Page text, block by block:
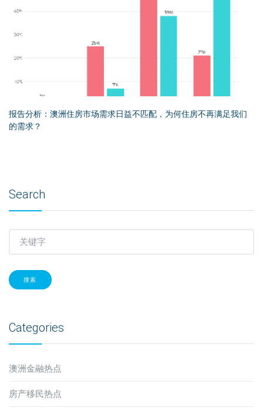
报告分析：澳洲住房市场需求日益不匹配，为何住房不再满足我们
的需求？
Search
搜索
Categories
澳洲金融热点
房产移民热点